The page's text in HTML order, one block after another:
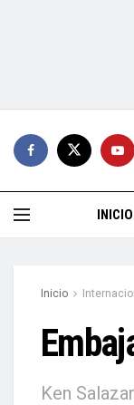
INICIO
Inicio
Ken